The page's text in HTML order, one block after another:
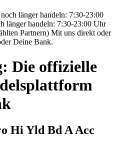
noch länger handeln: 7:30-23:00
länger handeln: 7:30-23:00 Uhr
Partnern) Mit uns direkt oder
Deine Bank.
Die offizielle
Hi Yld Bd A Acc